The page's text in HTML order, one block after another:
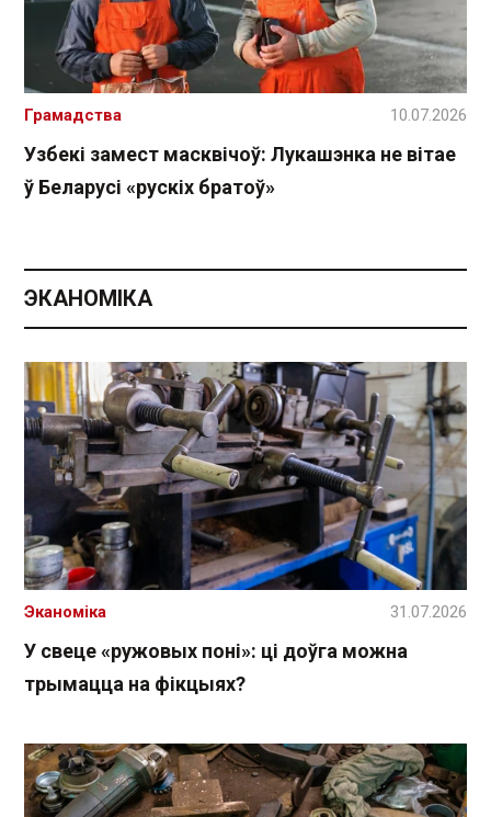
Узбекі замест масквічоў: Лукашэнка не вітае
ў Беларусі «рускіх братоў»
Грамадства 10.07.2026
ЭКАНОМІКА
У свеце «ружовых поні»: ці доўга можна
трымацца на фікцыях?
Эканоміка 31.07.2026